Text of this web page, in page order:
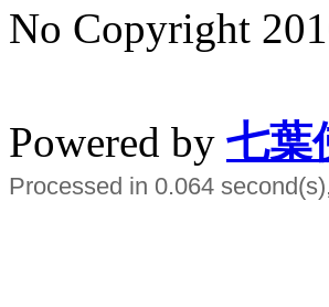
No Copyright
Powered by 七葉
Processed in 0.064